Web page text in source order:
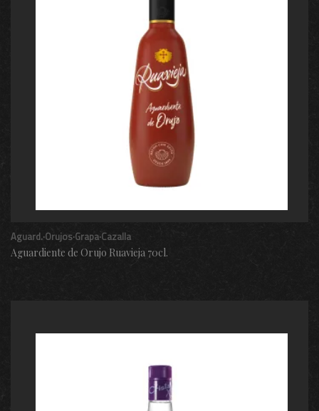
Aguard.·Orujos·Grapa·Cazalla
Aguardiente de Orujo Ruavieja 70cl.